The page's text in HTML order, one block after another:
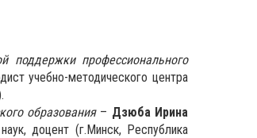
поддержки профессионального
учебно-методического центра
образования– Дзюба Ирина
доцент (г.Минск, Республика